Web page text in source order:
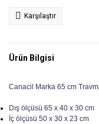
Karşılaştır
Ürün Bilgisi
Canacil Marka 65 cm
Dış ölçüsü 65 x 40 x 30 cm
İç ölçüsü 50 x 30 x 23 cm